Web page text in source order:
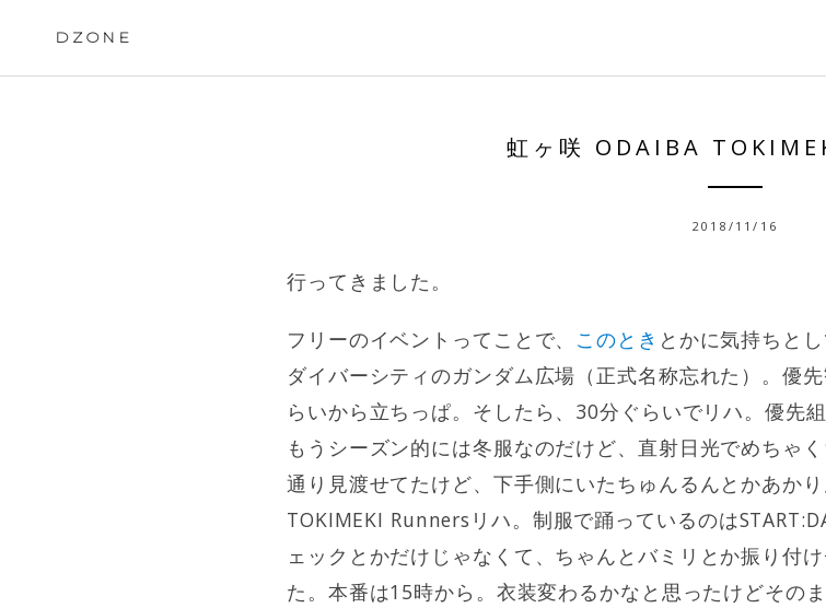
DZONE
虹ヶ咲 ODAIBA
2018/11/16
行ってきました。
フリーのイベントってことで、 このとき とかに気持ちと
ダイバーシティのガンダム広場（正式名称忘れた）。優
らいから立ちっぱ。そしたら、30分ぐらいでリハ。優先
もうシーズン的には冬服なのだけど、直射日光でめちゃ
通り見渡せてたけど、下手側にいたちゅんるんとかあか
TOKIMEKI Runnersリハ。制服で踊っているのは
ェックとかだけじゃなくて、ちゃんとバミリとか振り付
た。本番は15時から。衣装変わるかなと思ったけどその